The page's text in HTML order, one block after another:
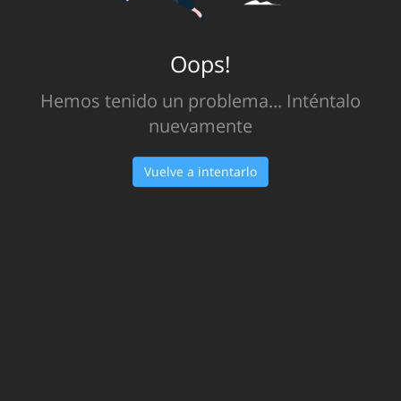
Oops!
Hemos tenido un problema... Inténtalo
nuevamente
Vuelve a intentarlo